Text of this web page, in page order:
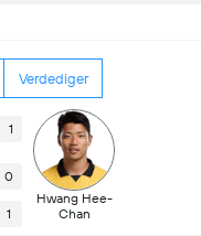
Verdediger
1
0
1
Hwang Hee-
Chan